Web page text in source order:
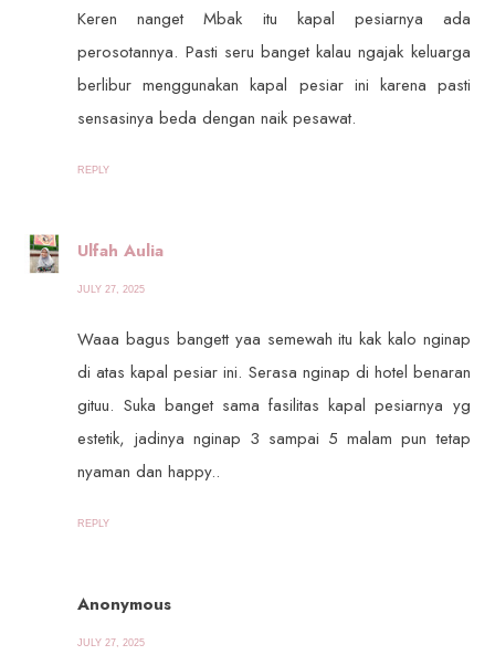
Keren nanget Mbak itu kapal pesiarnya ada
perosotannya. Pasti seru banget kalau ngajak keluarga
berlibur menggunakan kapal pesiar ini karena pasti
sensasinya beda dengan naik pesawat.
REPLY
Ulfah Aulia
JULY 27, 2025
Waaa bagus bangett yaa semewah itu kak kalo nginap
di atas kapal pesiar ini. Serasa nginap di hotel benaran
gituu. Suka banget sama fasilitas kapal pesiarnya yg
estetik, jadinya nginap 3 sampai 5 malam pun tetap
nyaman dan happy..
REPLY
Anonymous
JULY 27, 2025